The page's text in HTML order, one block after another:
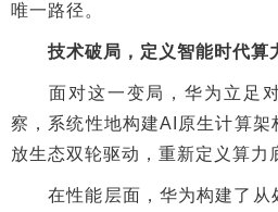
唯一路径。
技术破局，定义智能时代算
面对这一变局，华为立足对
察，系统性地构建AI原生计算架
放生态双轮驱动，重新定义算力
在性能层面，华为构建了从